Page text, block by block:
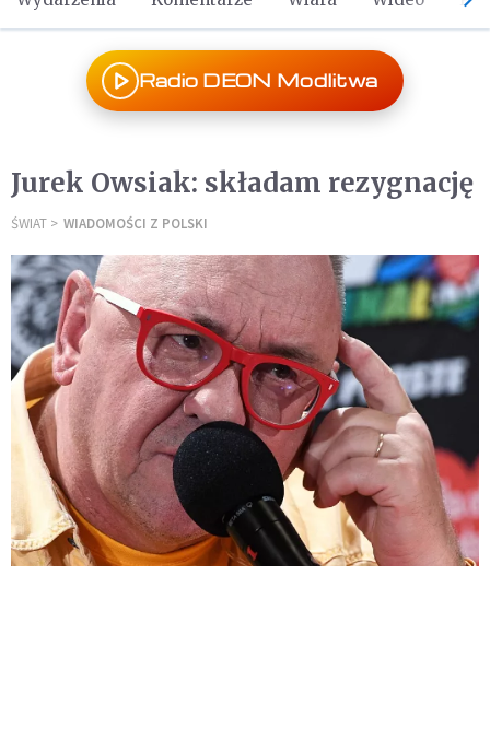
Radio DEON Modlitwa
Jurek Owsiak: składam rezygnację
ŚWIAT WIADOMOŚCI Z POLSKI